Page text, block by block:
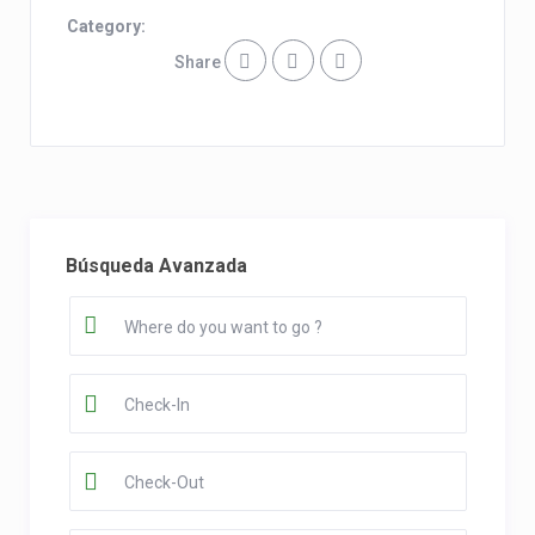
Category:
Share
Búsqueda Avanzada